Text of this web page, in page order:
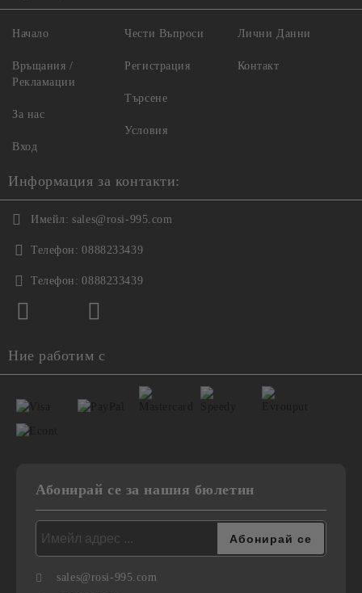
Начало
Връщания /
Рекламации
За нас
Вход
Чести Въпроси
Регистрация
Търсене
Условия
Лични Данни
Контакт
Информация за контакти:
Имейл: sales@rosi-995.com
Телефон: 0888233439
Телефон: 0888233439
Ние работим с
Абонирай се за нашия бюлетин
sales@rosi-995.com